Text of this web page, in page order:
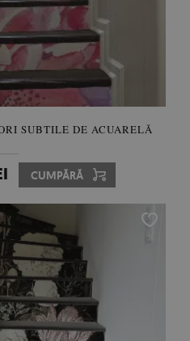
SUBTILE DE ACUARELĂ
CUMPĂRĂ